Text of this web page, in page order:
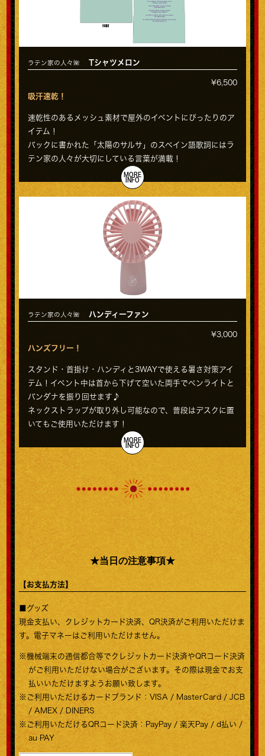
ラテン家の人々🌺 Tシャツメロン
¥6,500
吸汗速乾！
速乾性のあるメッシュ素材で屋外のイベントにぴったりのア
イテム！
バックに書かれた「太陽のサルサ」のスペイン語歌詞にはラ
テン家の人々が大切にしている言葉が満載！
MORE
INFO
ラテン家の人々🌺 ハンディーファン
¥3,000
ハンズフリー！
スタンド・首掛け・ハンディと3WAYで使える暑さ対策アイ
テム！イベント中は首から下げて空いた両手でペンライトと
バンダナを振り回せます♪
ネックストラップが取り外し可能なので、普段はデスクに置
いてもご使用いただけます！
MORE
INFO
★当日の注意事項★
【お支払方法】
■グッズ
現金支払い、クレジットカード決済、QR決済がご利用いただけま
す。電子マネーはご利用いただけません。
※機械端末の通信都合等でクレジットカード決済やQRコード決済
がご利用いただけない場合がございます。その際は現金でお支
払いいただけますようお願い致します。
※ご利用いただけるカードブランド：VISA / MasterCard / JCB
/ AMEX / DINERS
※ご利用いただけるQRコード決済：PayPay / 楽天Pay / d払い /
au PAY